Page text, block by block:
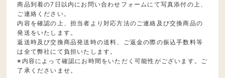
商品到着の7日以内にお問い合わせフォームにて写真添付の上、
ご連絡ください。
内容を確認の上、担当者より対応方法のご連絡及び交換商品の
発送をいたします。
返送時及び交換商品発送時の送料、ご返金の際の振込手数料等
は全て弊社にて負担いたします。
※内容によって確認にお時間をいただく可能性がございます。ご
了承くださいませ。